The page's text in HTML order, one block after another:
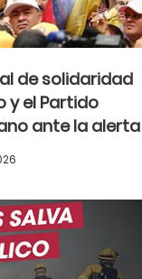
de solidaridad
y el Partido
ante la alerta
poselectoral